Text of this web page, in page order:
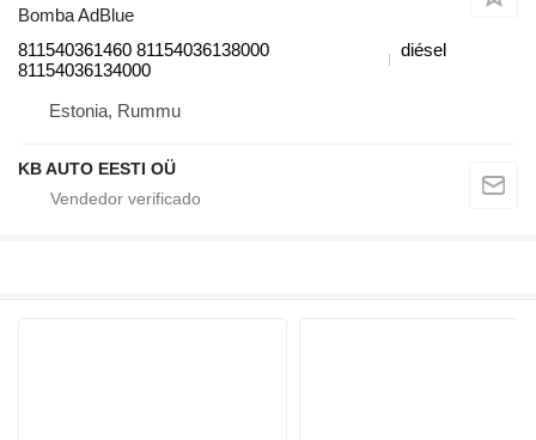
Bomba AdBlue
811540361460 81154036138000
81154036134000
diésel
Estonia, Rummu
KB AUTO EESTI OÜ